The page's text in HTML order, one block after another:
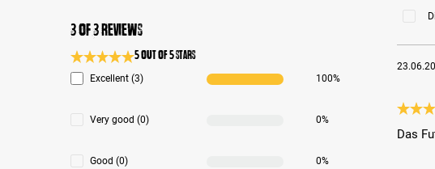
3 of 3 reviews
Average rating 5 of 5 Stars
5 out of 5 stars
Excellent (3) 100%
Very good (0) 0%
Good (0) 0%
Das